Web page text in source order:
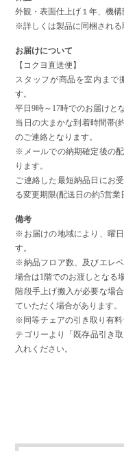
外観・表面仕上げ１年、機
※詳しくは製品に同梱される
お届けについて
【コクヨ直送便】
スタッフが商品を室内まで
す。
平日9時～17時でのお届けと
当日の大まかな到着時間帯(
のご連絡となります。
※メールでの納期確定後の
ります。
ご連絡した最短納品日にお
る変更期限(配送日の約5営業
備考
※お届けの地域により、曜
す。
※納品フロア数、及びエレ
場合は1階でのお渡しとなる
階段手上げ搬入が必要な場
ていただく場合があります。
※同等チェアの引き取り有料
テゴリーより「既存品引き
入れください。